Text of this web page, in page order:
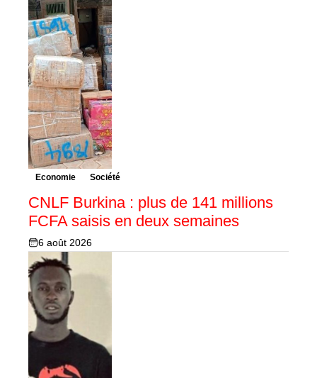
Economie Société
CNLF Burkina : plus de 141 millions
FCFA saisis en deux semaines
6 août 2026